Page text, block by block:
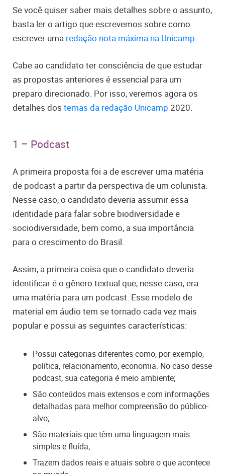
Se você quiser saber mais detalhes sobre o assunto,
basta ler o artigo que escrevemos sobre como
escrever uma redação nota máxima na Unicamp.
Cabe ao candidato ter consciência de que estudar
as propostas anteriores é essencial para um
preparo direcionado. Por isso, veremos agora os
detalhes dostemas da redação Unicamp 2020.
1 – Podcast
A primeira proposta foi a de escrever uma matéria
de podcast a partir da perspectiva de um colunista.
Nesse caso, o candidato deveria assumir essa
identidade para falar sobre biodiversidade e
sociodiversidade, bem como, a sua importância
para o crescimento do Brasil.
Assim, a primeira coisa que o candidato deveria
identificar é o gênero textual que, nesse caso, era
uma matéria para um podcast. Esse modelo de
material em áudio tem se tornado cada vez mais
popular e possui as seguintes características:
Possui categorias diferentes como, por exemplo,
política, relacionamento, economia. No caso desse
podcast, sua categoria é meio ambiente;
São conteúdos mais extensos e com informações
detalhadas para melhor compreensão do público-
alvo;
São materiais que têm uma linguagem mais
simples e fluída;
Trazem dados reais e atuais sobre o que acontece